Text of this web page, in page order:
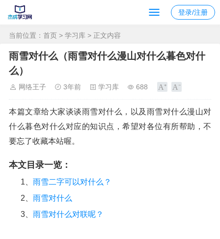
登录/注册
当前位置： 首页 > 学习库 > 正文内容
雨雪对什么（雨雪对什么漫山对什么暮色对什
么）
网络王子 3年前 学习库 688
本篇文章给大家谈谈雨雪对什么，以及雨雪对什么漫山对
什么暮色对什么对应的知识点，希望对各位有所帮助，不
要忘了收藏本站喔。
本文目录一览：
1、 雨雪二字可以对什么？
2、 雨雪对什么
3、 雨雪对什么对联呢？